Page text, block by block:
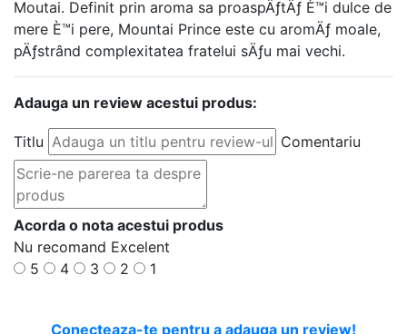
Moutai. Definit prin aroma sa proaspÄƒtÄƒ È™i dulce de
mere È™i pere, Mountai Prince este cu aromÄƒ moale,
pÄƒstrând complexitatea fratelui sÄƒu mai vechi.
Adauga un review acestui produs:
Titlu Comentariu
Acorda o nota acestui produs
Nu recomand Excelent
5
4 3 2 1
Conecteaza-te pentru a adauga un review!